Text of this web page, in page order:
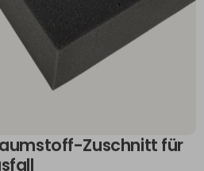
Zuschnitt für